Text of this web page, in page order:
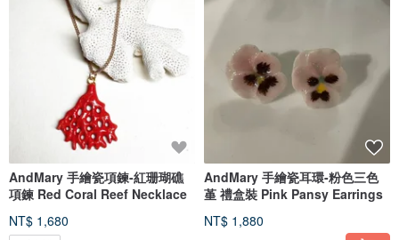
AndMary 手繪瓷項鍊-紅珊瑚礁
項鍊 Red Coral Reef Necklace
NT$ 1,680
AndMary 手繪瓷耳環-粉色三色
堇 禮盒裝 Pink Pansy Earrings
NT$ 1,880